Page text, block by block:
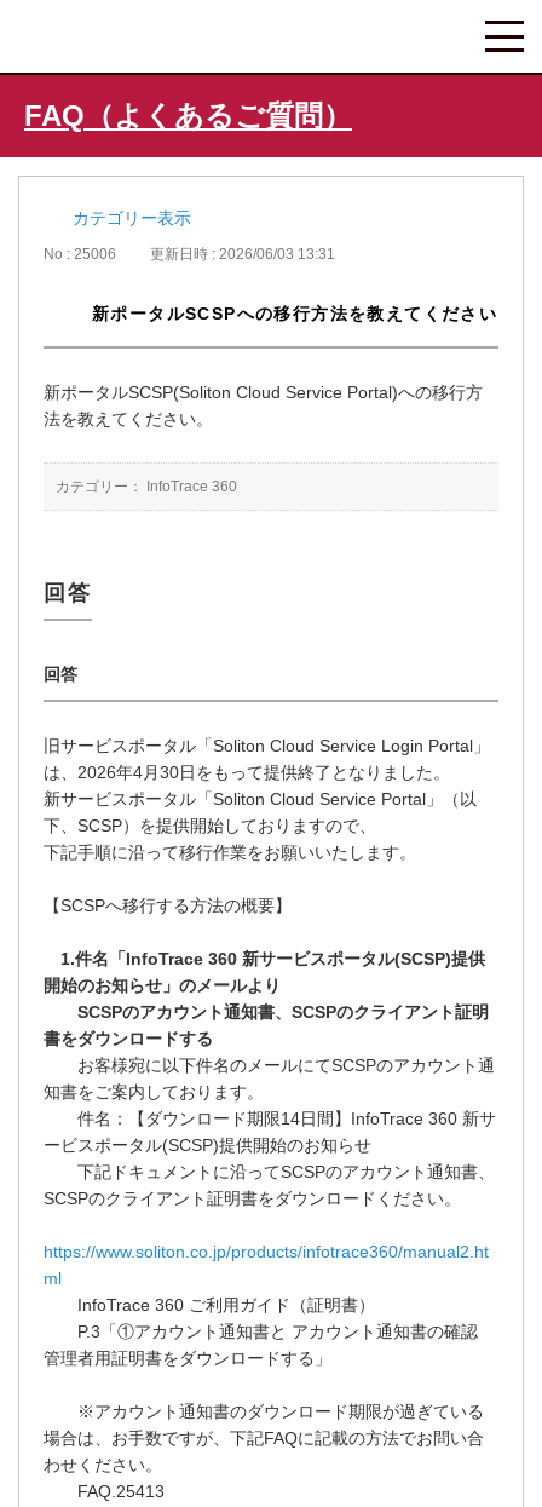
FAQ（よくあるご質問）
カテゴリー表示
No : 25006 更新日時 : 2026/06/03 13:31
新ポータルSCSPへの移行方法を教えてください
新ポータルSCSP(Soliton Cloud Service Portal)への移行方
法を教えてください。
カテゴリー： InfoTrace 360
旧サービスポータル「Soliton Cloud Service Login Portal」
は、2026年4月30日をもって提供終了となりました。
新サービスポータル「Soliton Cloud Service Portal」（以
下、SCSP）を提供開始しておりますので、
下記手順に沿って移行作業をお願いいたします。
【SCSPへ移行する方法の概要】
1.件名「InfoTrace 360 新サービスポータル(SCSP)提供
開始のお知らせ」のメールより
SCSPのアカウント通知書、SCSPのクライアント証明
書をダウンロードする
お客様宛に以下件名のメールにてSCSPのアカウント通
知書をご案内しております。
件名：【ダウンロード期限14日間】InfoTrace 360 新サ
ービスポータル(SCSP)提供開始のお知らせ
下記ドキュメントに沿ってSCSPのアカウント通知書、
SCSPのクライアント証明書をダウンロードください。
https://www.soliton.co.jp/products/infotrace360/manual2.ht
ml
InfoTrace 360 ご利用ガイド（証明書）
P.3「①アカウント通知書と アカウント通知書の確認
管理者用証明書をダウンロードする」
※アカウント通知書のダウンロード期限が過ぎている
場合は、お手数ですが、下記FAQに記載の方法でお問い合
わせください。
FAQ.25413